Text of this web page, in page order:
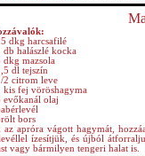
dkg harcsafilé
db halászlé kocka
dkg mazsola
dl tejszín
2 citrom leve
kis fej vöröshagyma
evőkanál olaj
bors
apróra vágott hagymát,
ízesítjük, és újból
vagy bármilyen tengeri halat is.